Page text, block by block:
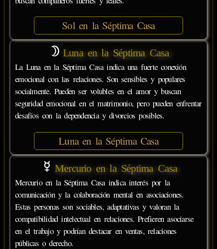
Sol en la Séptima Casa
Luna en la Séptima Casa
La Luna en la Séptima Casa indica una fuerte conexión
emocional con las relaciones. Son sensibles y populares
socialmente. Pueden ser volubles en el amor y buscan
seguridad emocional en el matrimonio, pero pueden enfrentar
desafíos con la dependencia y divorcios posibles.
Luna en la Séptima Casa
Mercurio en la Séptima Casa
Mercurio en la Séptima Casa indica interés por la
comunicación y la colaboración mental en asociaciones.
Estas personas son sociables, adaptativas y valoran la
compatibilidad intelectual en relaciones. Prefieren asociarse
en el trabajo y podrían destacar en ventas, relaciones
públicas o derecho.